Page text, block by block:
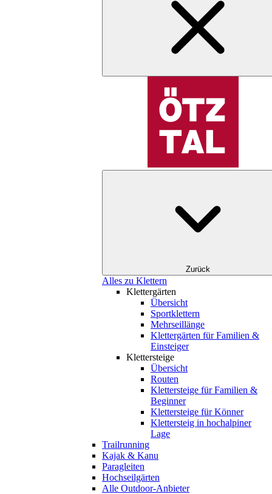
Zurück
Alles zu Klettern
Klettergärten
Übersicht
Sportklettern
Mehrseillänge
Klettergärten für Familien &
Einsteiger
Klettersteige
Übersicht
Routen
Klettersteige für Familien &
Beginner
Klettersteige für Könner
Klettersteig in hochalpiner
Lage
Trailrunning
Kajak & Kanu
Paragleiten
Hochseilgärten
Alle Outdoor-Anbieter